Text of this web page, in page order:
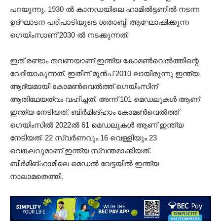
പറയുന്നു. 1930 ല്‍ കാനഡയിലെ ഹാമില്‍ട്ടണില്‍ നടന്ന
ഉദ്ഘാടന പരിപാടിയുടെ ശതാബ്ദി ആഘോഷിക്കുന്ന
ഗെയിംസാണ് 2030 ല്‍ നടക്കുന്നത്.
ഇത് രണ്ടാം തവണയാണ് ഇന്ത്യ കോമണ്‍വെല്‍ത്തിന്റെ
വേദിയാകുന്നത്. ഇതിന് മുൻപ് 2010 ലായിരുന്നു ഇന്ത്യ
ആദ്യമായി കോമണ്‍വെല്‍ത്ത് ഗെയിംസിന്
ആതിഥേയത്വം വഹിച്ചത്. അന്ന് 101 മെഡലുകൾ ആണ്
ഇന്ത്യ നേടിയത്. ബിർമിങ്ഹാം കോമൺവെൽത്ത്
ഗെയിംസിൽ 2022ൽ 61 മെഡലുകൾ ആണ് ഇന്ത്യ
നേടിയത്. 22 സ്വർണവും 16 വെള്ളിയും 23
വെങ്കലവുമാണ് ഇന്ത്യ സ്വന്തമാക്കിയത്.
ബിർമിങ്ഹാമിലെ മെഡൽ വേട്ടയിൽ ഇന്ത്യ
നാലാമതെത്തി.